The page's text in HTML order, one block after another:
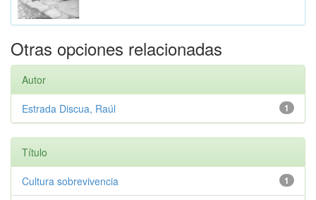
Otras opciones relacionadas
Autor
1
Estrada Discua, Raúl
Título
1
Cultura sobrevivencia